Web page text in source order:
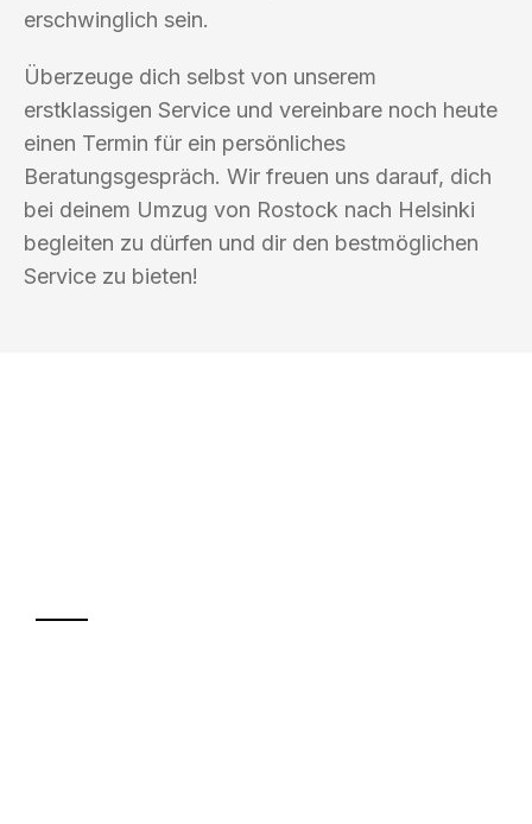
erschwinglich sein.
Überzeuge dich selbst von unserem
erstklassigen Service und vereinbare noch heute
einen Termin für ein persönliches
Beratungsgespräch. Wir freuen uns darauf, dich
bei deinem Umzug von Rostock nach Helsinki
begleiten zu dürfen und dir den bestmöglichen
Service zu bieten!